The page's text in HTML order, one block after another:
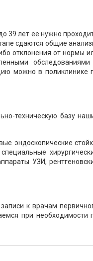
39 лет ее нужно
сдаются общие
отклонения от нормы
обследованиями
можно в поликлинике
техническую базу
эндоскопические
УЗИ,
к врачам
при необходимости